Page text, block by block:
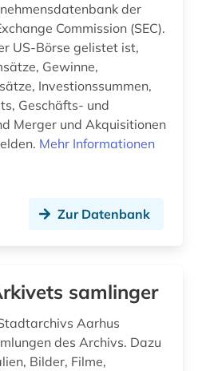
auslandsaufenthalt (1)
auslandsinvestition (2)
der
Commission (SEC).
US-Börse gelistet ist,
Gewinne,
Investionssummen,
Geschäfts- und
Merger und Akquisitionen
Mehr Informationen
Zur Datenbank
samlinger
Aarhus
des Archivs. Dazu
Bilder, Filme,